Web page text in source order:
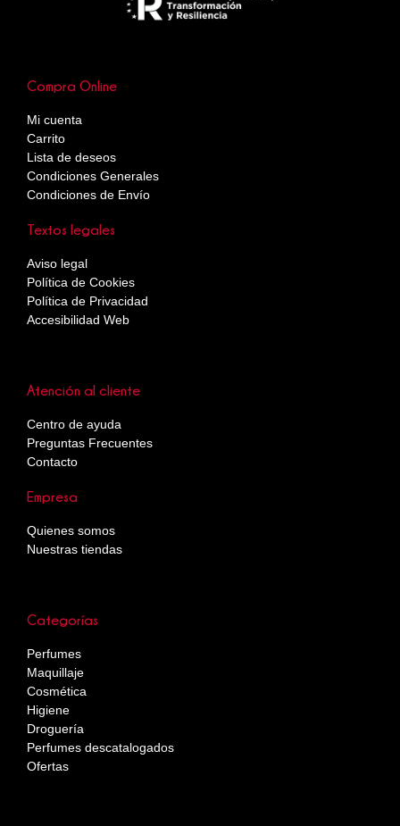
Categorías
Perfumes
Maquillaje
Cosmética
Higiene
Droguería
Perfumes descatalogados
Ofertas
Atención al cliente
Centro de ayuda
Preguntas Frecuentes
Contacto
Empresa
Quienes somos
Nuestras tiendas
Compra Online
Mi cuenta
Carrito
Lista de deseos
Condiciones Generales
Condiciones de Envío
Textos legales
Aviso legal
Política de Cookies
Política de Privacidad
Accesibilidad Web